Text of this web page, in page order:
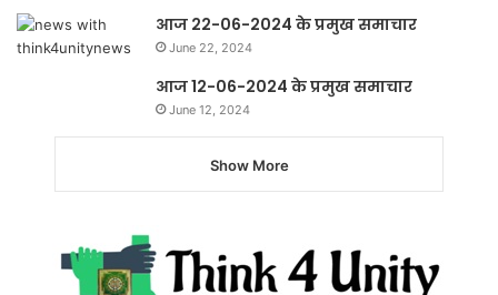
आज 22-06-2024 के प्रमुख समाचार
June 22, 2024
आज 12-06-2024 के प्रमुख समाचार
June 12, 2024
Show More